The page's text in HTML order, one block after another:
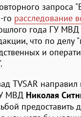
запроса
го расследование
года ГУ
что по делу
и
TVSAR направил
МВД Николая
предоставить